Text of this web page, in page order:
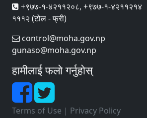
+९७७-१-४२११२०८, +९७७-१-४२११२१४
१११२ (टोल - फ्री)
control@moha.gov.np
gunaso@moha.gov.np
हामीलाई फलो गर्नुहोस्
Terms of Use | Privacy Policy